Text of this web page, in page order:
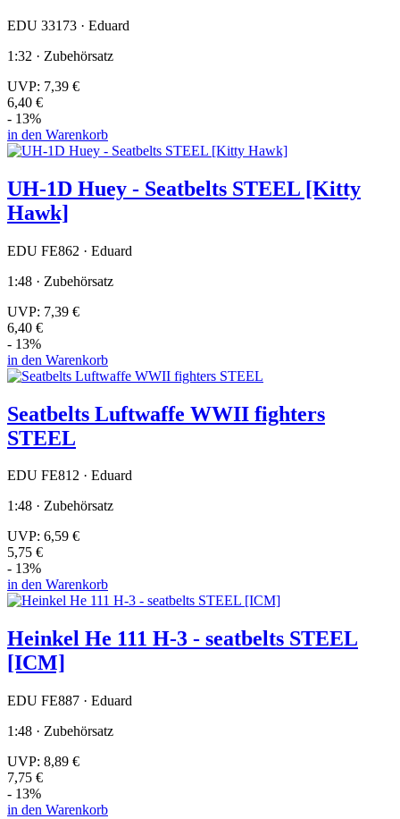
EDU 33173 · Eduard
1:32 · Zubehörsatz
UVP: 7,39 €
6,40 €
- 13%
in den Warenkorb
UH-1D Huey - Seatbelts STEEL [Kitty
Hawk]
EDU FE862 · Eduard
1:48 · Zubehörsatz
UVP: 7,39 €
6,40 €
- 13%
in den Warenkorb
Seatbelts Luftwaffe WWII fighters
STEEL
EDU FE812 · Eduard
1:48 · Zubehörsatz
UVP: 6,59 €
5,75 €
- 13%
in den Warenkorb
Heinkel He 111 H-3 - seatbelts STEEL
[ICM]
EDU FE887 · Eduard
1:48 · Zubehörsatz
UVP: 8,89 €
7,75 €
- 13%
in den Warenkorb